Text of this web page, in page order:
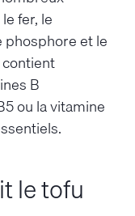
fer, le
phosphore et le
contient
B
ou la vitamine
le tofu